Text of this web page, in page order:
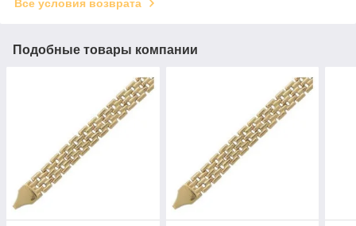
Все условия возврата
Подобные товары компании